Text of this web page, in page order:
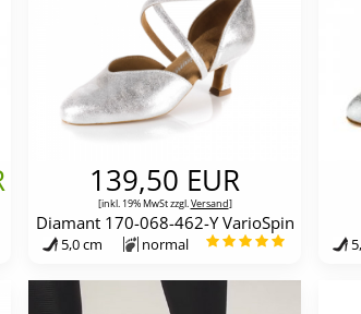
139,50 EUR
[inkl. 19% MwSt zzgl. Versand]
Diamant 170-068-462-Y VarioSpin
5,0 cm normal